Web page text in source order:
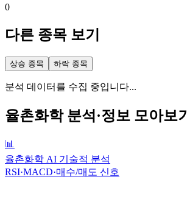
0
다른 종목 보기
상승 종목 하락 종목
분석 데이터를 수집 중입니다...
율촌화학분석·정보 모아보기
📊
율촌화학 AI 기술적 분석
RSI·MACD·매수/매도 신호